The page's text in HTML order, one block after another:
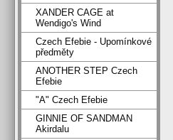
XANDER CAGE at
Wendigo's Wind
Czech Efebie - Upomínkové
předměty
ANOTHER STEP Czech
Efebie
"A" Czech Efebie
GINNIE OF SANDMAN
Akirdalu